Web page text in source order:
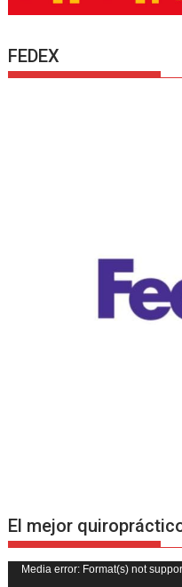
FEDEX
El mejor
Reproductor
Media error: Format(s) not